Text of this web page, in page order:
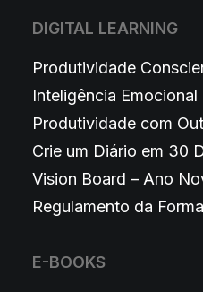
DIGITAL LEARNING
Produtividade
Inteligência Emocional
Produtividade com
Crie um Diário em 30
Vision Board – Ano
Regulamento da
E-BOOKS